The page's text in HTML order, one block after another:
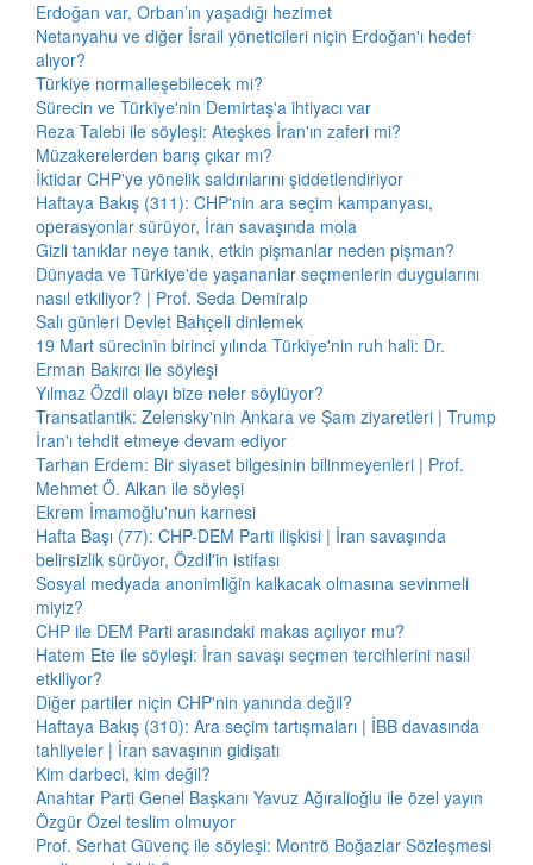
Erdoğan var, Orban’ın yaşadığı hezimet
Netanyahu ve diğer İsrail yöneticileri niçin Erdoğan'ı hedef
alıyor?
Türkiye normalleşebilecek mi?
Sürecin ve Türkiye'nin Demirtaş'a ihtiyacı var
Reza Talebi ile söyleşi: Ateşkes İran'ın zaferi mi?
Müzakerelerden barış çıkar mı?
İktidar CHP'ye yönelik saldırılarını şiddetlendiriyor
Haftaya Bakış (311): CHP'nin ara seçim kampanyası,
operasyonlar sürüyor, İran savaşında mola
Gizli tanıklar neye tanık, etkin pişmanlar neden pişman?
Dünyada ve Türkiye'de yaşananlar seçmenlerin duygularını
nasıl etkiliyor? | Prof. Seda Demiralp
Salı günleri Devlet Bahçeli dinlemek
19 Mart sürecinin birinci yılında Türkiye'nin ruh hali: Dr.
Erman Bakırcı ile söyleşi
Yılmaz Özdil olayı bize neler söylüyor?
Transatlantik: Zelensky'nin Ankara ve Şam ziyaretleri | Trump
İran'ı tehdit etmeye devam ediyor
Tarhan Erdem: Bir siyaset bilgesinin bilinmeyenleri | Prof.
Mehmet Ö. Alkan ile söyleşi
Ekrem İmamoğlu'nun karnesi
Hafta Başı (77): CHP-DEM Parti ilişkisi | İran savaşında
belirsizlik sürüyor, Özdil'in istifası
Sosyal medyada anonimliğin kalkacak olmasına sevinmeli
miyiz?
CHP ile DEM Parti arasındaki makas açılıyor mu?
Hatem Ete ile söyleşi: İran savaşı seçmen tercihlerini nasıl
etkiliyor?
Diğer partiler niçin CHP'nin yanında değil?
Haftaya Bakış (310): Ara seçim tartışmaları | İBB davasında
tahliyeler | İran savaşının gidişatı
Kim darbeci, kim değil?
Anahtar Parti Genel Başkanı Yavuz Ağıralioğlu ile özel yayın
Özgür Özel teslim olmuyor
Prof. Serhat Güvenç ile söyleşi: Montrö Boğazlar Sözleşmesi